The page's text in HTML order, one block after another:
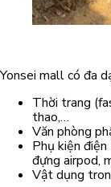
Yonsei mall có đa
Thời trang
thao,…
Văn phòng
Phụ kiện
đựng airpod,
Vật dụng